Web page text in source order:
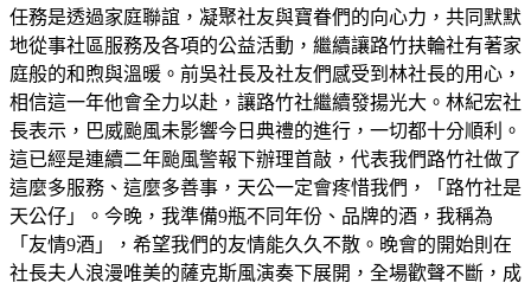
任務是透過家庭聯誼，凝聚社友與寶眷們的向心力，共同默默
地從事社區服務及各項的公益活動，繼續讓路竹扶輪社有著家
庭般的和煦與溫暖。前吳社長及社友們感受到林社長的用心，
相信這一年他會全力以赴，讓路竹社繼續發揚光大。林紀宏社
長表示，巴威颱風未影響今日典禮的進行，一切都十分順利。
這已經是連續二年颱風警報下辦理首敲，代表我們路竹社做了
這麼多服務、這麼多善事，天公一定會疼惜我們，「路竹社是
天公仔」。今晚，我準備9瓶不同年份、品牌的酒，我稱為
「友情9酒」，希望我們的友情能久久不散。晚會的開始則在
社長夫人浪漫唯美的薩克斯風演奏下展開，全場歡聲不斷，成